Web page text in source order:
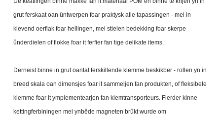
grut ferskaat oan ûntwerpen foar praktysk alle tapassingen - mei in
klevend oerflak foar hellingen, mei stielen bedekking foar skerpe
ûnderdielen of flokke foar it ferfier fan tige delikate items.
Derneist binne in grut oantal ferskillende klemme beskikber - rollen yn in
breed skala oan dimensjes foar it sammeljen fan produkten, of fleksibele
klemme foar it ymplementearjen fan klemtransporteurs. Fierder kinne
kettingferbiningen mei ynbêde magneten brûkt wurde om